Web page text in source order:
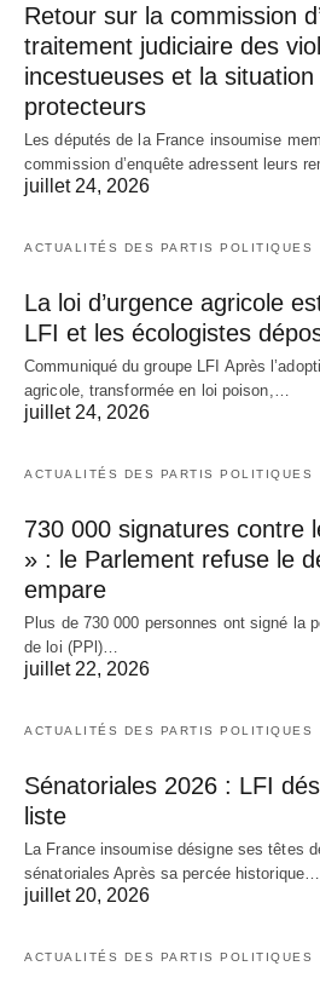
Retour sur la commission
traitement judiciaire des
incestueuses et la
protecteurs
Les députés de la France insoumise
commission d’enquête adressent leurs
juillet 24, 2026
ACTUALITÉS DES PARTIS POLITIQUES
La loi d’urgence agricole
LFI et les écologistes
Communiqué du groupe LFI Après
agricole, transformée en loi poison,…
juillet 24, 2026
ACTUALITÉS DES PARTIS POLITIQUES
730 000 signatures contre
» : le Parlement refuse le
empare
Plus de 730 000 personnes ont signé la
de loi (PPl)…
juillet 22, 2026
ACTUALITÉS DES PARTIS POLITIQUES
Sénatoriales 2026 : LFI
liste
La France insoumise désigne ses têtes
sénatoriales Après sa percée historique…
juillet 20, 2026
ACTUALITÉS DES PARTIS POLITIQUES